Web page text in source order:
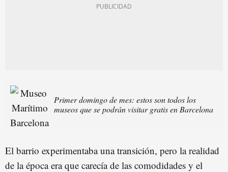
Primer domingo de mes: estos son todos los
museos que se podrán visitar gratis en Barcelona
El barrio experimentaba una transición, pero la realidad
de la época era que carecía de las comodidades y el